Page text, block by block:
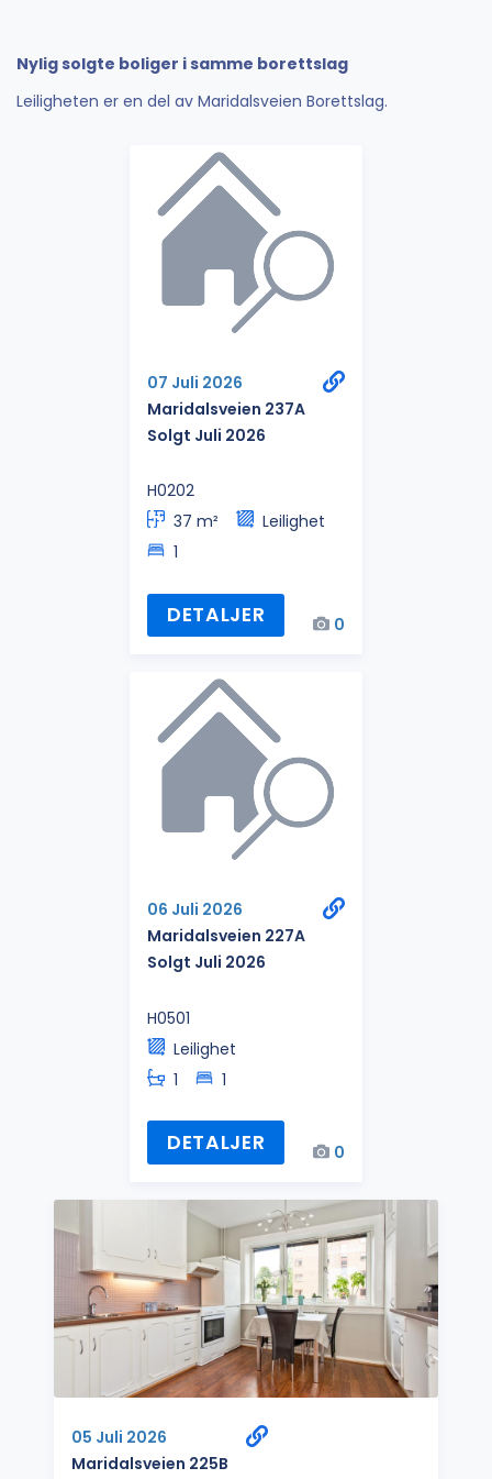
Nylig solgte boliger i samme borettslag
Leiligheten er en del av Maridalsveien Borettslag.
07 Juli 2026
Maridalsveien 237A
Solgt Juli 2026
H0202
37 m²
Leilighet
1
DETALJER 0
06 Juli 2026
Maridalsveien 227A
Solgt Juli 2026
H0501
Leilighet
1
1
DETALJER 0
05 Juli 2026
Maridalsveien 225B